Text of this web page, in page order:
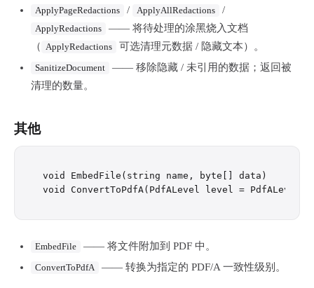
ApplyPageRedactions / ApplyAllRedactions /
ApplyRedactions
—— 将待处理的涂黑烧入文档
（ ApplyRedactions 可选清理元数据 / 隐藏文本）。
SanitizeDocument
—— 移除隐藏 / 未引用的数据；返回被
清理的数量。
其他
void EmbedFile(string name, byte[] data)
EmbedFile —— 将文件附加到 PDF 中。
ConvertToPdfA —— 转换为指定的 PDF/A 一致性级别。